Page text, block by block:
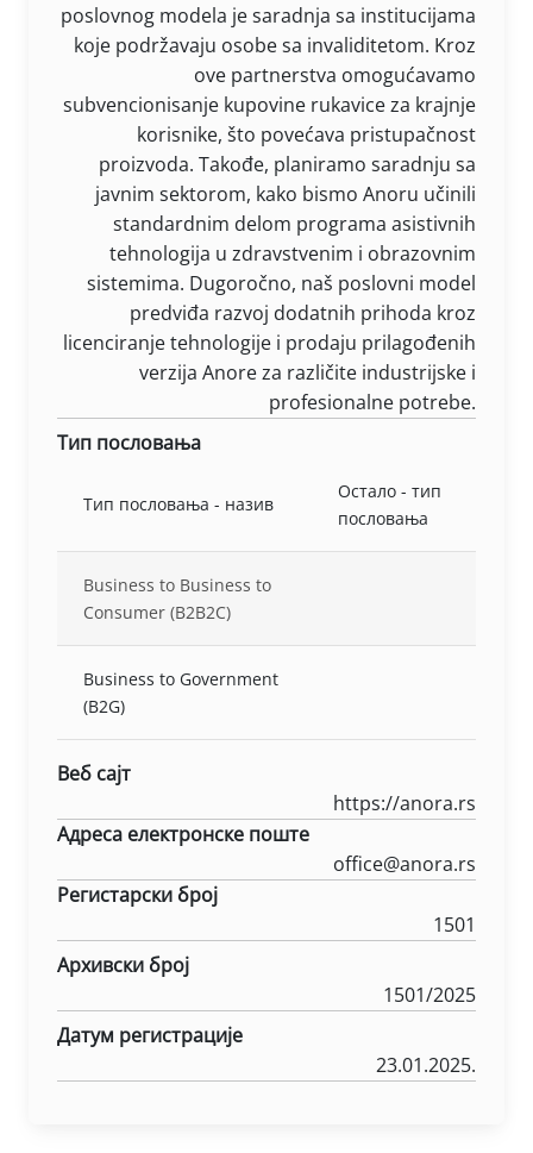
poslovnog modela je saradnja sa institucijama
koje podržavaju osobe sa invaliditetom. Kroz
ove partnerstva omogućavamo
subvencionisanje kupovine rukavice za krajnje
korisnike, što povećava pristupačnost
proizvoda. Takođe, planiramo saradnju sa
javnim sektorom, kako bismo Anoru učinili
standardnim delom programa asistivnih
tehnologija u zdravstvenim i obrazovnim
sistemima. Dugoročno, naš poslovni model
predviđa razvoj dodatnih prihoda kroz
licenciranje tehnologije i prodaju prilagođenih
verzija Anore za različite industrijske i
profesionalne potrebe.
Тип пословања
Тип пословања - назив
Остало - тип
пословања
Business to Business to
Consumer (B2B2C)
Business to Government
(B2G)
Веб сајт
https://anora.rs
Адреса електронске поште
office@anora.rs
Регистарски број
1501
Архивски број
1501/2025
Датум регистрације
23.01.2025.